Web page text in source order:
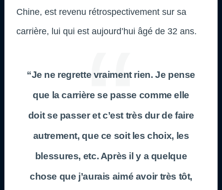
Chine, est revenu rétrospectivement sur sa
carrière, lui qui est aujourd’hui âgé de 32 ans.
“Je ne regrette vraiment rien. Je pense
que la carrière se passe comme elle
doit se passer et c’est très dur de faire
autrement, que ce soit les choix, les
blessures, etc. Après il y a quelque
chose que j’aurais aimé avoir très tôt,